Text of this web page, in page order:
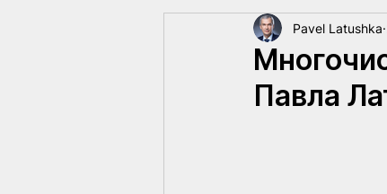
Социум и политика
Павла
Pavel Latushka